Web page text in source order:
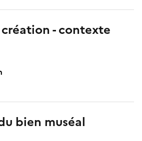
- contexte
bien muséal